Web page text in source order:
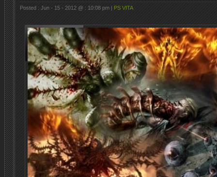
Posted : Jun - 15 - 2012 @ : 10:08 pm | PS VITA